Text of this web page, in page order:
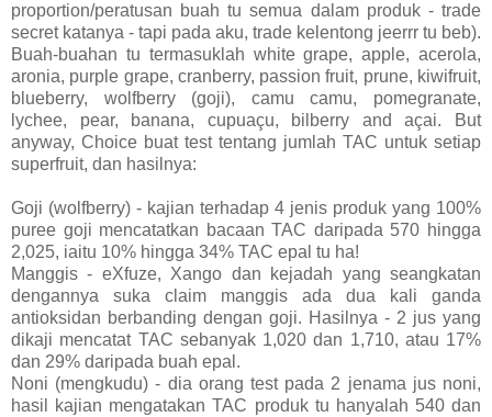
proportion/peratusan buah tu semua dalam produk - trade
secret katanya - tapi pada aku, trade kelentong jeerrr tu beb).
Buah-buahan tu termasuklah white grape, apple, acerola,
aronia, purple grape, cranberry, passion fruit, prune, kiwifruit,
blueberry, wolfberry (goji), camu camu, pomegranate,
lychee, pear, banana, cupuaçu, bilberry and açai. But
anyway, Choice buat test tentang jumlah TAC untuk setiap
superfruit, dan hasilnya:
Goji (wolfberry) - kajian terhadap 4 jenis produk yang 100%
puree goji mencatatkan bacaan TAC daripada 570 hingga
2,025, iaitu 10% hingga 34% TAC epal tu ha!
Manggis - eXfuze, Xango dan kejadah yang seangkatan
dengannya suka claim manggis ada dua kali ganda
antioksidan berbanding dengan goji. Hasilnya - 2 jus yang
dikaji mencatat TAC sebanyak 1,020 dan 1,710, atau 17%
dan 29% daripada buah epal.
Noni (mengkudu) - dia orang test pada 2 jenama jus noni,
hasil kajian mengatakan TAC produk tu hanyalah 540 dan